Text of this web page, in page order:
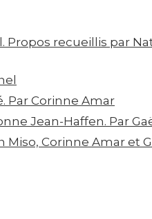
Propos recueillis par
Par Corinne Amar
Jean-Haffen. Par
Miso, Corinne Amar et